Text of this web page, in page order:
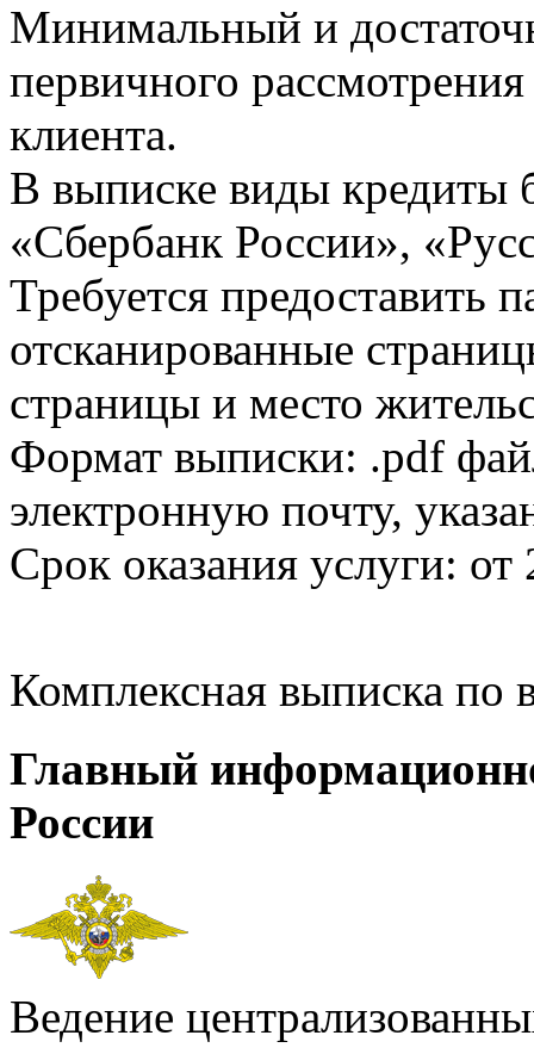
Минимальный и
первичного
клиента.
В выписке виды кредиты
«Сбербанк России»,
Требуется предоставить
отсканированные
страницы и место
Формат выписки: .pdf
электронную почту,
Срок оказания услуги: от
Комплексная выписка
Главный
России
Ведение